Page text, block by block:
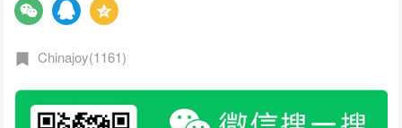
Chinajoy(1161)